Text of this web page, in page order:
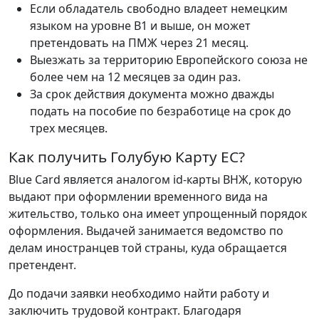
Если обладатель свободно владеет немецким
языком на уровне B1 и выше, он может
претендовать на ПМЖ через 21 месяц.
Выезжать за территорию Европейского союза не
более чем на 12 месяцев за один раз.
За срок действия документа можно дважды
подать на пособие по безработице на срок до
трех месяцев.
Как получить Голубую Карту ЕС?
Blue Card является аналогом id-карты ВНЖ, которую
выдают при оформлении временного вида на
жительство, только она имеет упрощенный порядок
оформления. Выдачей занимается ведомство по
делам иностранцев той страны, куда обращается
претендент.
До подачи заявки необходимо найти работу и
заключить трудовой контракт. Благодаря